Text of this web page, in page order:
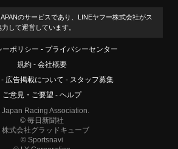
のサービスであり、LINEヤフー株式会社がス
して運営しています。
ーポリシー
プライバシーセンター
規約
会社概要
広告掲載について
スタッフ募集
ご意見・ご要望
ヘルプ
Racing Association.
© 毎日新聞社
式会社グラッドキューブ
© Sportsnavi